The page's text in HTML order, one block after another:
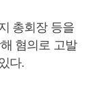
총회장 등을
혐의로 고발
다.